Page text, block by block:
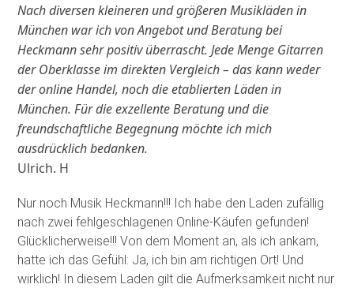
Nach diversen kleineren und größeren Musikläden in
München war ich von Angebot und Beratung bei
Heckmann sehr positiv überrascht. Jede Menge Gitarren
der Oberklasse im direkten Vergleich – das kann weder
der online Handel, noch die etablierten Läden in
München. Für die exzellente Beratung und die
freundschaftliche Begegnung möchte ich mich
ausdrücklich bedanken.
Ulrich. H
Nur noch Musik Heckmann!!! Ich habe den Laden zufällig
nach zwei fehlgeschlagenen Online-Käufen gefunden!
Glücklicherweise!!! Von dem Moment an, als ich ankam,
hatte ich das Gefühl: Ja, ich bin am richtigen Ort! Und
wirklich! In diesem Laden gilt die Aufmerksamkeit nicht nur